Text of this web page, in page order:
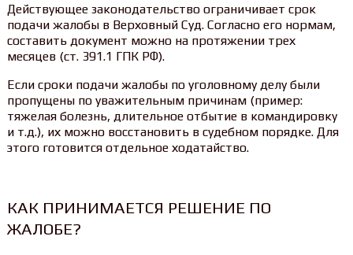
Действующее законодательство ограничивает срок
подачи жалобы в Верховный Суд. Согласно его нормам,
составить документ можно на протяжении трех
месяцев (ст. 391.1 ГПК РФ).
Если сроки подачи жалобы по уголовному делу были
пропущены по уважительным причинам (пример:
тяжелая болезнь, длительное отбытие в командировку
и т.д.), их можно восстановить в судебном порядке. Для
этого готовится отдельное ходатайство.
КАК ПРИНИМАЕТСЯ РЕШЕНИЕ ПО
ЖАЛОБЕ?